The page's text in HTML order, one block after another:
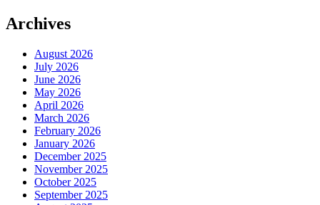
Archives
August 2026
July 2026
June 2026
May 2026
April 2026
March 2026
February 2026
January 2026
December 2025
November 2025
October 2025
September 2025